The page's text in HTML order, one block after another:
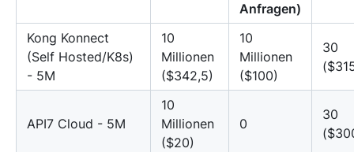
Anfragen)
Kong Konnect
(Self Hosted/K8s)
- 5M
10
Millionen
($342,5)
10
Millionen
($100)
30
API7 Cloud - 5M
10
Millionen
($20)
0
30